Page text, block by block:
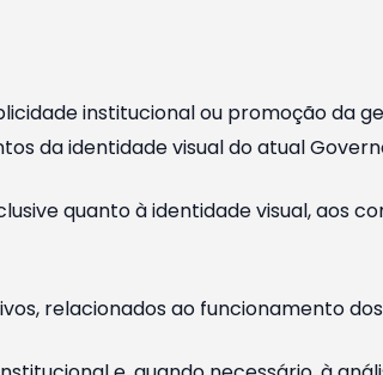
institucional ou promoção da
da identidade visual do atual
quanto à identidade visual, aos
relacionados ao funcionamento